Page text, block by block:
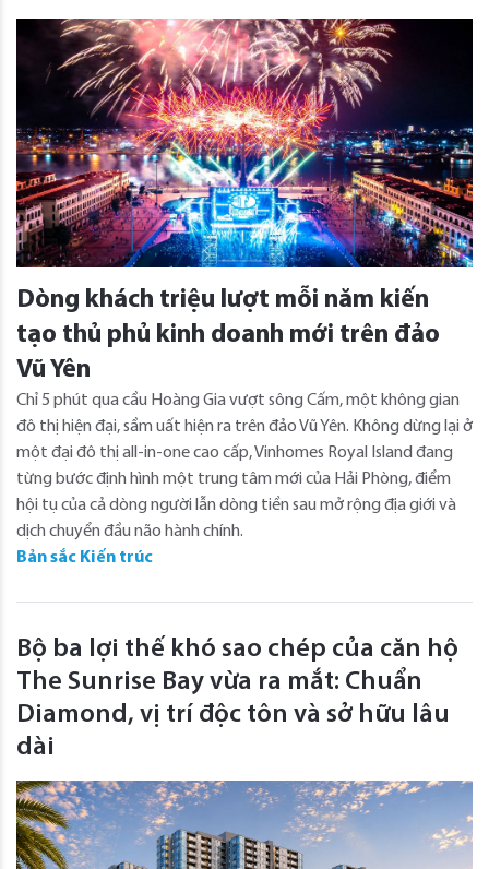
Dòng khách triệu lượt mỗi năm kiến
tạo thủ phủ kinh doanh mới trên đảo
Vũ Yên
Chỉ 5 phút qua cầu Hoàng Gia vượt sông Cấm, một không gian
đô thị hiện đại, sầm uất hiện ra trên đảo Vũ Yên. Không dừng lại ở
một đại đô thị all-in-one cao cấp, Vinhomes Royal Island đang
từng bước định hình một trung tâm mới của Hải Phòng, điểm
hội tụ của cả dòng người lẫn dòng tiền sau mở rộng địa giới và
dịch chuyển đầu não hành chính.
Bản sắc Kiến trúc
Bộ ba lợi thế khó sao chép của căn hộ
The Sunrise Bay vừa ra mắt: Chuẩn
Diamond, vị trí độc tôn và sở hữu lâu
dài